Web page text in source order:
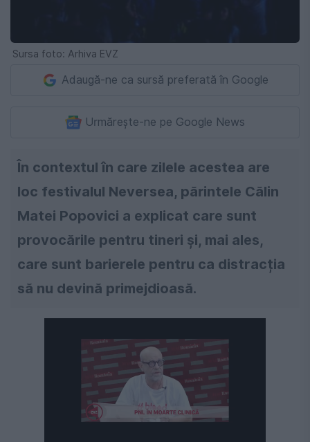
Sursa foto: Arhiva EVZ
Adaugă-ne ca sursă preferată în Google
Urmărește-ne pe Google News
În contextul în care zilele acestea are
loc festivalul Neversea, părintele Călin
Matei Popovici a explicat care sunt
provocările pentru tineri și, mai ales,
care sunt barierele pentru ca distracția
să nu devină primejdioasă.